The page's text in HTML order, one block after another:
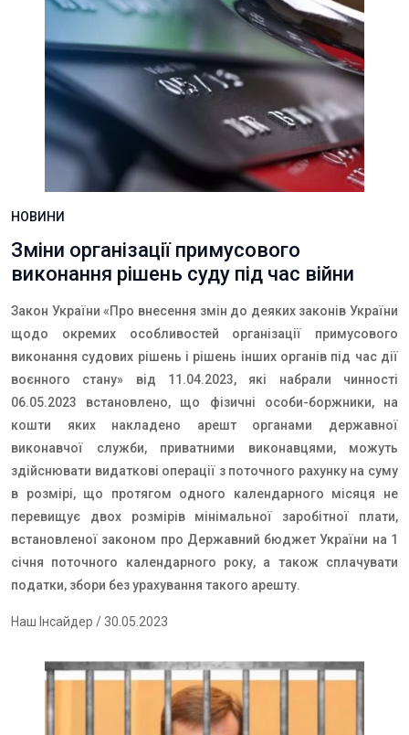
НОВИНИ
Зміни організації примусового
виконання рішень суду під час війни
Закон України «Про внесення змін до деяких законів України
щодо окремих особливостей організації примусового
виконання судових рішень і рішень інших органів під час дії
воєнного стану» від 11.04.2023, які набрали чинності
06.05.2023 встановлено, що фізичні особи-боржники, на
кошти яких накладено арешт органами державної
виконавчої служби, приватними виконавцями, можуть
здійснювати видаткові операції з поточного рахунку на суму
в розмірі, що протягом одного календарного місяця не
перевищує двох розмірів мінімальної заробітної плати,
встановленої законом про Державний бюджет України на 1
січня поточного календарного року, а також сплачувати
податки, збори без урахування такого арешту.
Наш Інсайдер / 30.05.2023